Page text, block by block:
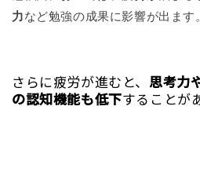
力など勉強の成果に影響が出ます。
さらに疲労が進むと、 思考力
の認知機能も低下することが